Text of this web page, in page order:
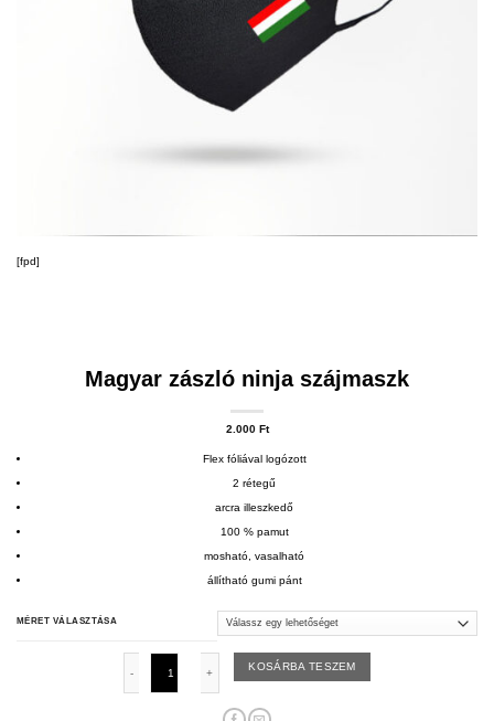
[fpd]
Magyar zászló ninja szájmaszk
2.000 Ft
Flex fóliával logózott
2 rétegű
arcra illeszkedő
100 % pamut
mosható, vasalható
állítható gumi pánt
MÉRET VÁLASZTÁSA
Magyar zászló ninja szájmaszk mennyiség
KOSÁRBA TESZEM